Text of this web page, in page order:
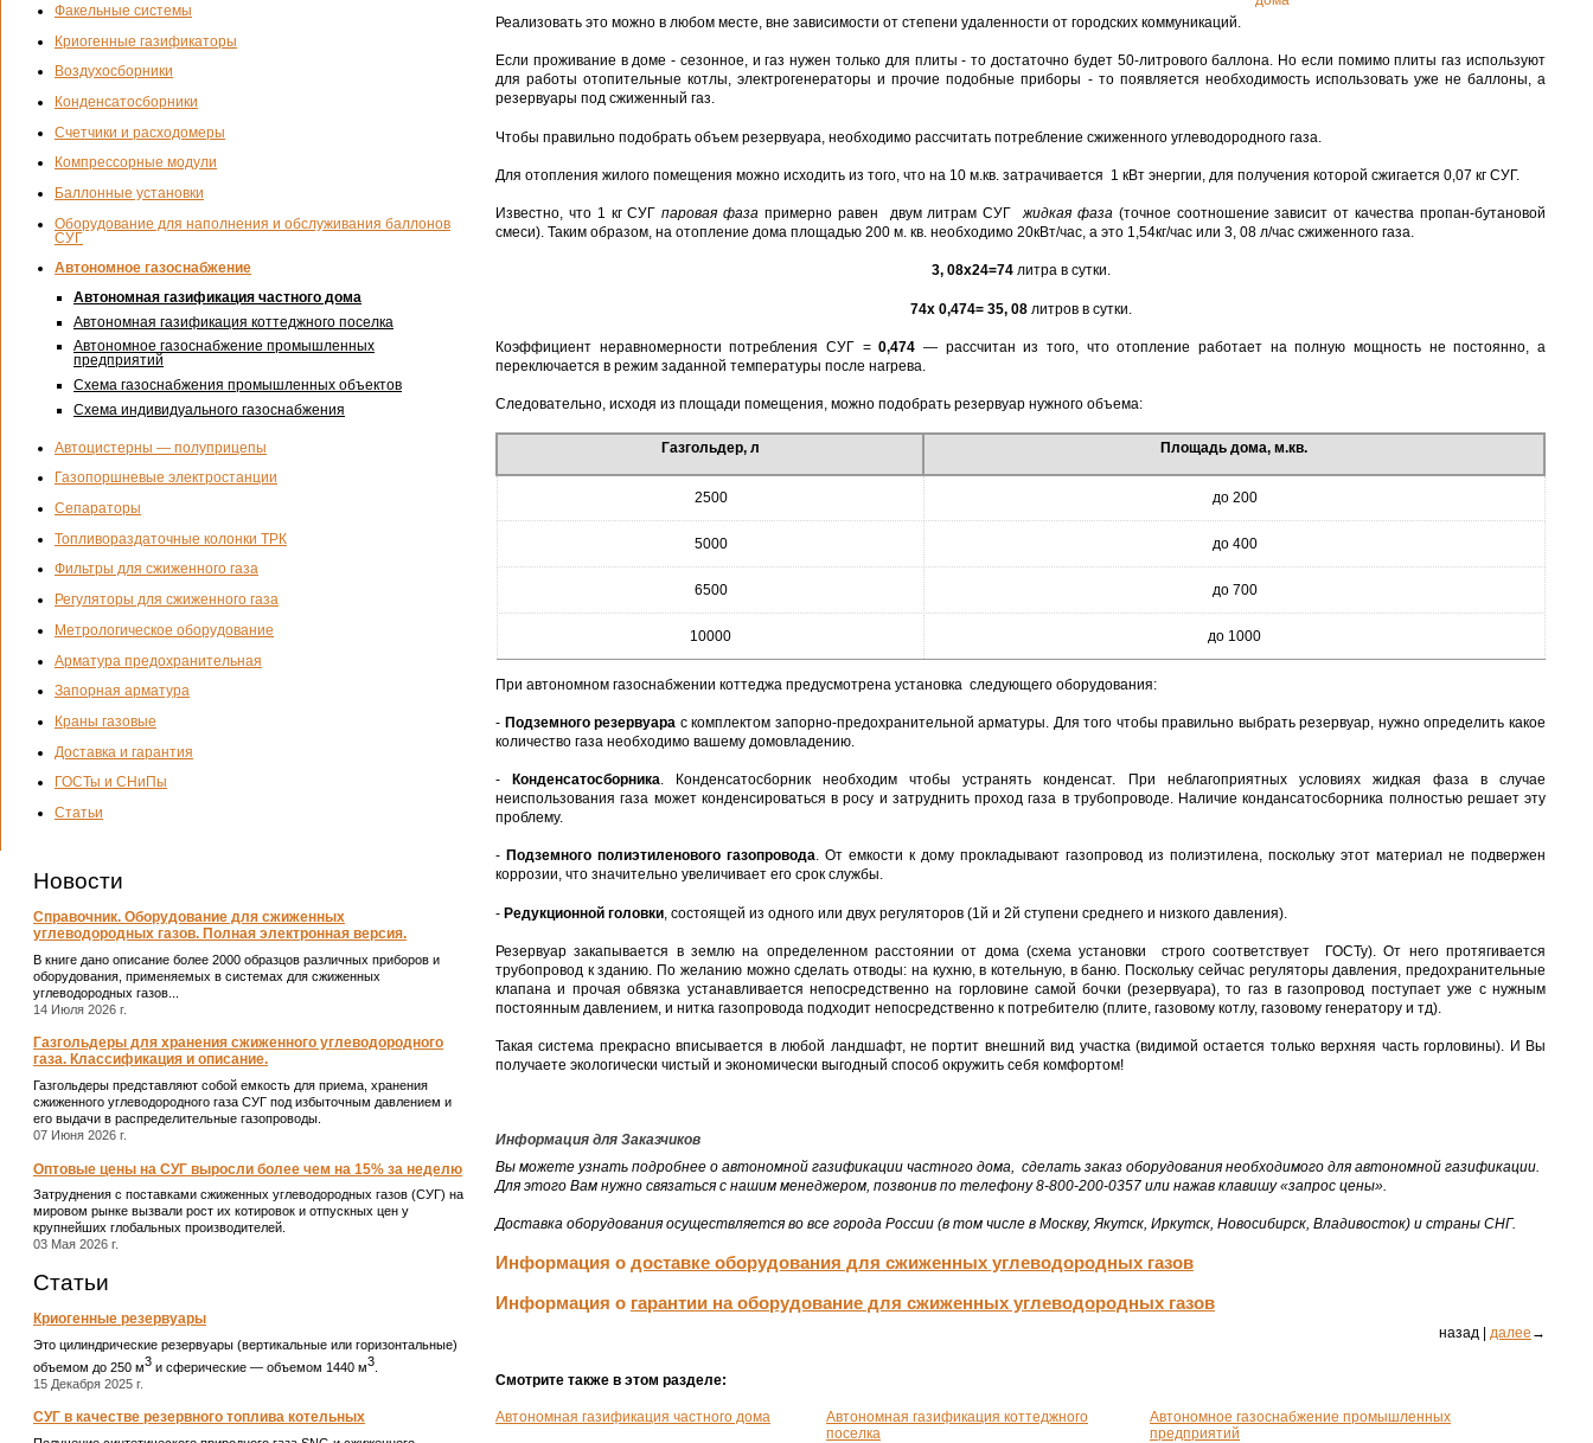
Факельные системы
Криогенные газификаторы
Воздухосборники
Конденсатосборники
Счетчики и расходомеры
Компрессорные модули
Баллонные установки
Оборудование для наполнения и обслуживания баллонов
СУГ
Автономное газоснабжение
Автономная газификация частного дома
Автономная газификация коттеджного поселка
Автономное газоснабжение промышленных
предприятий
Схема газоснабжения промышленных объектов
Схема индивидуального газоснабжения
Автоцистерны — полуприцепы
Газопоршневые электростанции
Сепараторы
Топливораздаточные колонки ТРК
Фильтры для сжиженного газа
Регуляторы для сжиженного газа
Метрологическое оборудование
Арматура предохранительная
Запорная арматура
Краны газовые
Доставка и гарантия
ГОСТы и СНиПы
Статьи
Новости
Справочник. Оборудование для сжиженных
углеводородных газов. Полная электронная версия.
В книге дано описание более 2000 образцов различных приборов и
оборудования, применяемых в системах для сжиженных
углеводородных газов...
14 Июля 2026 г.
Газгольдеры для хранения сжиженного углеводородного
газа. Классификация и описание.
Газгольдеры представляют собой емкость для приема, хранения
сжиженного углеводородного газа СУГ под избыточным давлением и
его выдачи в распределительные газопроводы.
07 Июня 2026 г.
Оптовые цены на СУГ выросли более чем на 15% за неделю
Затруднения с поставками сжиженных углеводородных газов (СУГ) на
мировом рынке вызвали рост их котировок и отпускных цен у
крупнейших глобальных производителей.
03 Мая 2026 г.
Статьи
Криогенные резервуары
Это цилиндрические резервуары (вертикальные или горизонтальные)
объемом до 250 м3 и сферические ― объемом 1440 м3
15 Декабря 2025 г.
СУГ в качестве резервного топлива котельных
Реализовать это можно в любом месте, вне зависимости от степени удаленности от городских коммуникаций.
Если проживание в доме - сезонное, и газ нужен только для плиты - то достаточно будет 50-литрового баллона. Но если помимо плиты газ используют
для работы отопительные котлы, электрогенераторы и прочие подобные приборы - то появляется необходимость использовать уже не баллоны, а
резервуары под сжиженный газ.
Чтобы правильно подобрать объем резервуара, необходимо рассчитать потребление сжиженного углеводородного газа.
Для отопления жилого помещения можно исходить из того, что на 10 м.кв. затрачивается 1 кВт энергии, для получения которой сжигается 0,07 кг СУГ.
Известно, что 1 кг СУГпаровая фаза примерно равен двум литрам СУГжидкая фаза(точное соотношение зависит от качества пропан-бутановой
смеси). Таким образом, на отопление дома площадью 200 м. кв. необходимо 20кВт/час, а это 1,54кг/час или 3, 08 л/час сжиженного газа.
3, 08х24=74литра в сутки.
74х 0,474= 35, 08литров в сутки.
Коэффициент неравномерности потребления СУГ =0,474 — рассчитан из того, что отопление работает на полную мощность не постоянно, а
переключается в режим заданной температуры после нагрева.
Следовательно, исходя из площади помещения, можно подобрать резервуар нужного объема:
Газгольдер, л Площадь дома, м.кв.
2500 до 200
5000 до 400
6500 до 700
10000 до 1000
При автономном газоснабжении коттеджа предусмотрена установка следующего оборудования:
- Подземного резервуара с комплектом запорно-предохранительной арматуры. Для того чтобы правильно выбрать резервуар, нужно определить какое
количество газа необходимо вашему домовладению.
- Конденсатосборника. Конденсатосборник необходим чтобы устранять конденсат. При неблагоприятных условиях жидкая фаза в случае
неиспользования газа может конденсироваться в росу и затруднить проход газа в трубопроводе. Наличие кондансатосборника полностью решает эту
проблему.
- Подземного полиэтиленового газопровода. От емкости к дому прокладывают газопровод из полиэтилена, поскольку этот материал не подвержен
коррозии, что значительно увеличивает его срок службы.
- Редукционной головки , состоящей из одного или двух регуляторов (1й и 2й ступени среднего и низкого давления).
Резервуар закапывается в землю на определенном расстоянии от дома (схема установки строго соответствует ГОСТу). От него протягивается
трубопровод к зданию. По желанию можно сделать отводы: на кухню, в котельную, в баню. Поскольку сейчас регуляторы давления, предохранительные
клапана и прочая обвязка устанавливается непосредственно на горловине самой бочки (резервуара), то газ в газопровод поступает уже с нужным
постоянным давлением, и нитка газопровода подходит непосредственно к потребителю (плите, газовому котлу, газовому генератору и тд).
Такая система прекрасно вписывается в любой ландшафт, не портит внешний вид участка (видимой остается только верхняя часть горловины). И Вы
получаете экологически чистый и экономически выгодный способ окружить себя комфортом!
Информация для Заказчиков
Вы можете узнать подробнее о автономной газификации частного дома, сделать заказ оборудования необходимого для автономной газификации.
Для этого Вам нужно связаться с нашим менеджером, позвонив по телефону 8-800-200-0357 или нажав клавишу «запрос цены».
Доставка оборудования осуществляется во все города России (в том числе в Москву, Якутск, Иркутск, Новосибирск, Владивосток) и страны СНГ.
Информация о доставке оборудования для сжиженных углеводородных газов
Информация о гарантии на оборудование для сжиженных углеводородных газов
назад | далее →
Смотрите также в этом разделе:
Автономная газификация частного дома
Автономная газификация коттеджного
поселка
Автономное газоснабжение промышленных
предприятий